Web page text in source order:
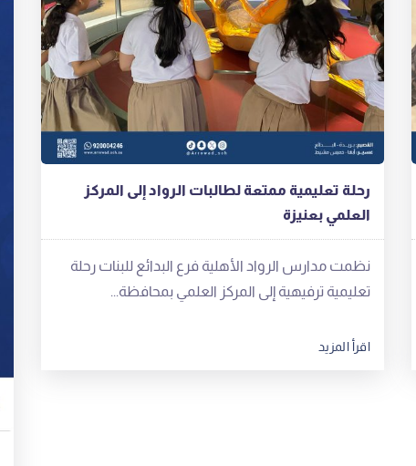
رحلة تعليمية ممتعة لطالبات الرواد إلى المركز
العلمي بعنيزة
‬تعليمية‭ ‬ترفيهية‭ ‬إلى‭ ‬المركز‭ ‬العلمي‭ ‬بمحافظة‭...
اقرأ المزيد